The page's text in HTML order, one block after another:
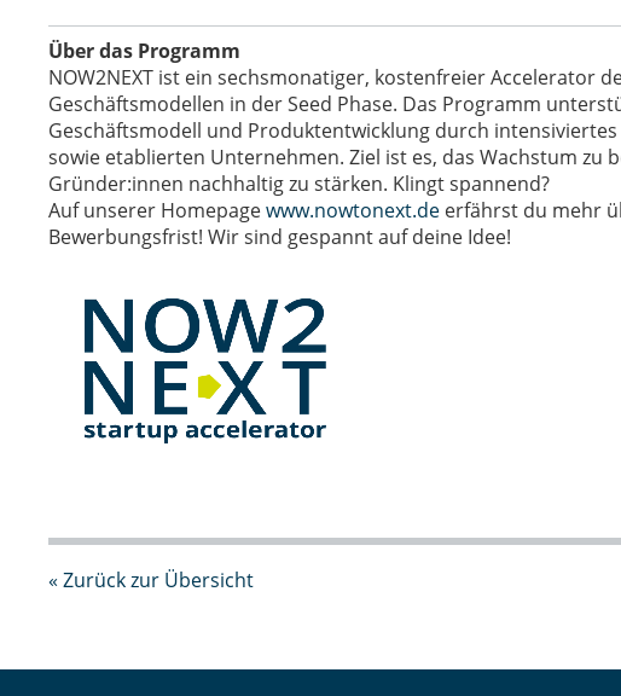
Über das Programm
NOW2NEXT ist ein sechsmonatiger, kostenfreier Accelerator
Geschäftsmodellen in der Seed Phase. Das Programm
Geschäftsmodell und Produktentwicklung durch
sowie etablierten Unternehmen. Ziel ist es, das Wachstum
Gründer:innen nachhaltig zu stärken. Klingt spannend?
Auf unserer Homepagewww.nowtonext.de erfährst du mehr
Bewerbungsfrist! Wir sind gespannt auf deine Idee!
« Zurück zur Übersicht